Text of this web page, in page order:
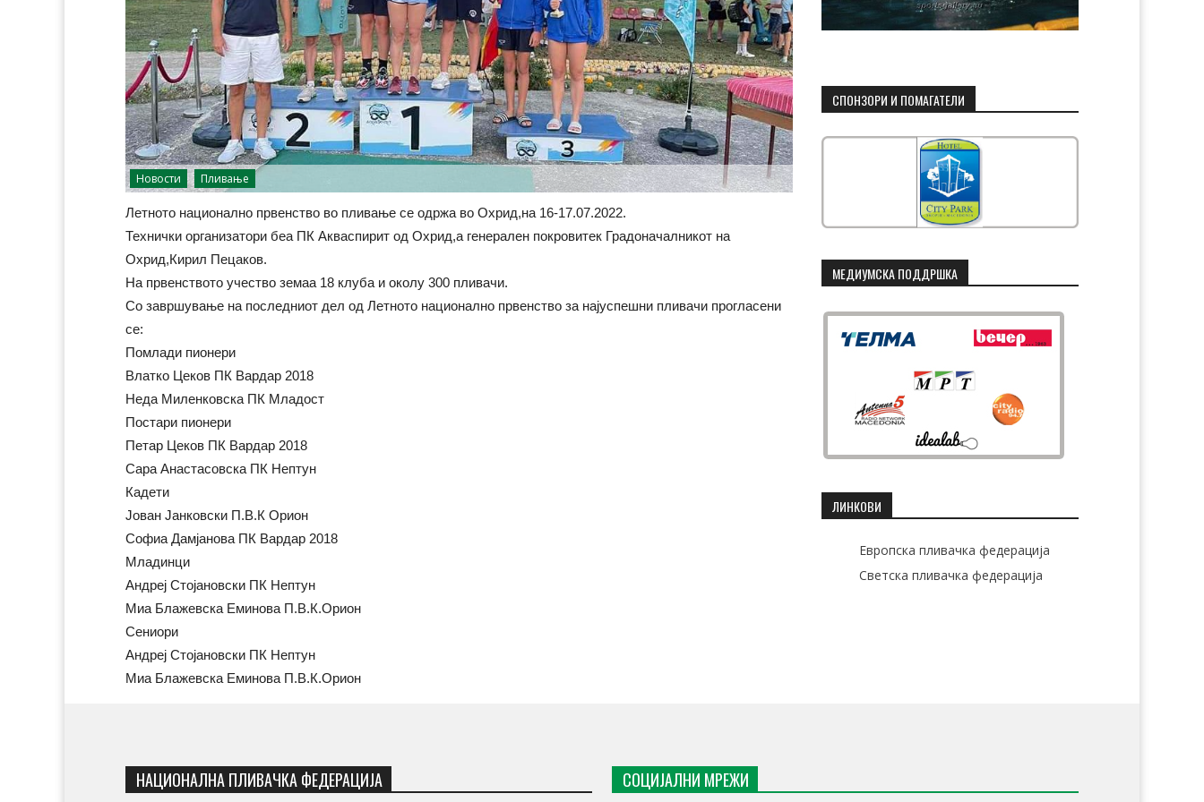
Новости Пливање
Летното национално првенство во пливање се одржа во Охрид,на 16-17.07.2022.
Технички организатори беа ПК Акваспирит од Охрид,а генерален покровитек Градоначалникот на
Охрид,Кирил Пецаков.
На првенството учество земаа 18 клуба и околу 300 пливачи.
Со завршување на последниот дел од Летното национално првенство за најуспешни пливачи прогласени
се:
Помлади пионери
Влатко Цеков ПК Вардар 2018
Неда Миленковска ПК Младост
Постари пионери
Петар Цеков ПК Вардар 2018
Сара Анастасовска ПК Нептун
Кадети
Јован Јанковски П.В.К Орион
Софиа Дамјанова ПК Вардар 2018
Младинци
Андреј Стојановски ПК Нептун
Миа Блажевска Еминова П.В.К.Орион
Сениори
Андреј Стојановски ПК Нептун
Миа Блажевска Еминова П.В.К.Орион
СПОНЗОРИ И ПОМАГАТЕЛИ
МЕДИУМСКА ПОДДРШКА
ЛИНКОВИ
Европска пливачка федерација
Светска пливачка федерација
НАЦИОНАЛНА ПЛИВАЧКА ФЕДЕРАЦИЈА СОЦИЈАЛНИ МРЕЖИ